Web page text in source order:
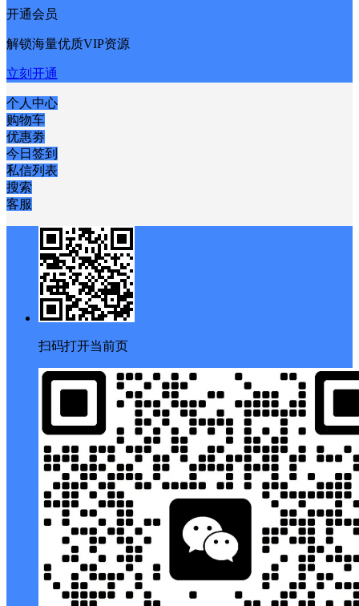
开通会员
解锁海量优质VIP资源
立刻开通
个人中心
购物车
优惠劵
今日签到
私信列表
搜索
客服
扫码打开当前页